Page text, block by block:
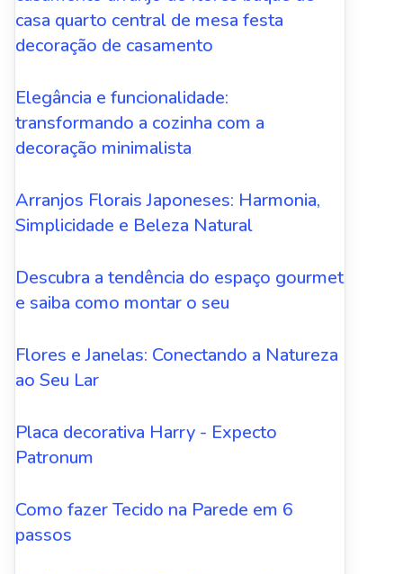
casa quarto central de mesa festa
decoração de casamento
Elegância e funcionalidade:
transformando a cozinha com a
decoração minimalista
Arranjos Florais Japoneses: Harmonia,
Simplicidade e Beleza Natural
Descubra a tendência do espaço gourmet
e saiba como montar o seu
Flores e Janelas: Conectando a Natureza
ao Seu Lar
Placa decorativa Harry - Expecto
Patronum
Como fazer Tecido na Parede em 6
passos